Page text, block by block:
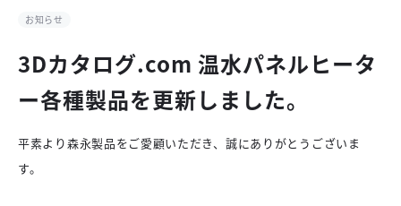
お知らせ
3Dカタログ.com 温水パネルヒータ
ー各種製品を更新しました。
平素より森永製品をご愛顧いただき、誠にありがとうございま
す。